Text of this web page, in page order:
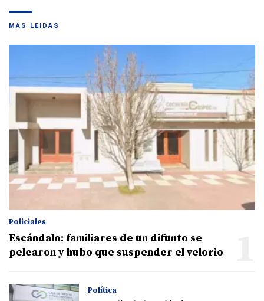
MÁS LEIDAS
Policiales
Escándalo: familiares de un difunto se
pelearon y hubo que suspender el velorio
Política